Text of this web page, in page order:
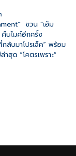
ชวน “เอ็ม
นไมค์อีกครั้ง
ลับมาโปรเจ็ค” พร้อม
าสุด “โคตรเพราะ”